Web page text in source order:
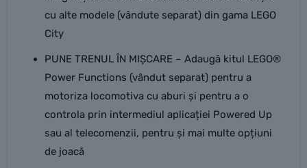
cu alte modele (vândute separat) din gama LEGO
City
PUNE TRENUL ÎN MIȘCARE – Adaugă kitul LEGO®
Power Functions (vândut separat) pentru a
motoriza locomotiva cu aburi și pentru a o
controla prin intermediul aplicației Powered Up
sau al telecomenzii, pentru și mai multe opțiuni
de joacă